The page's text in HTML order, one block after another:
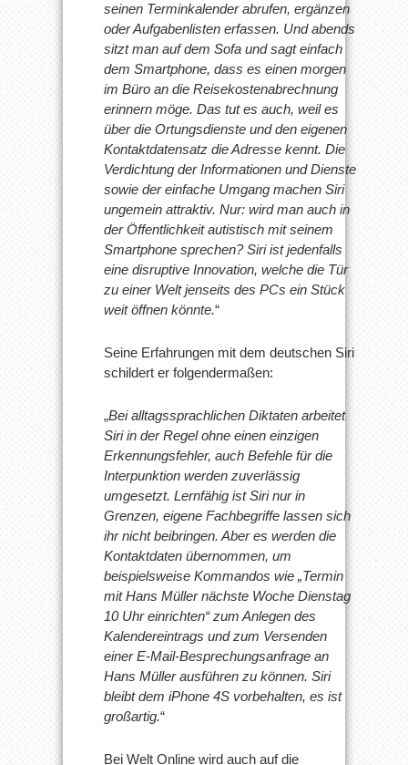
seinen Terminkalender abrufen, ergänzen
oder Aufgabenlisten erfassen. Und abends
sitzt man auf dem Sofa und sagt einfach
dem Smartphone, dass es einen morgen
im Büro an die Reisekostenabrechnung
erinnern möge. Das tut es auch, weil es
über die Ortungsdienste und den eigenen
Kontaktdatensatz die Adresse kennt. Die
Verdichtung der Informationen und Dienste
sowie der einfache Umgang machen Siri
ungemein attraktiv. Nur: wird man auch in
der Öffentlichkeit autistisch mit seinem
Smartphone sprechen? Siri ist jedenfalls
eine disruptive Innovation, welche die Tür
zu einer Welt jenseits des PCs ein Stück
weit öffnen könnte.“
Seine Erfahrungen mit dem deutschen Siri
schildert er folgendermaßen:
„Bei alltagssprachlichen Diktaten arbeitet
Siri in der Regel ohne einen einzigen
Erkennungsfehler, auch Befehle für die
Interpunktion werden zuverlässig
umgesetzt. Lernfähig ist Siri nur in
Grenzen, eigene Fachbegriffe lassen sich
ihr nicht beibringen. Aber es werden die
Kontaktdaten übernommen, um
beispielsweise Kommandos wie „Termin
mit Hans Müller nächste Woche Dienstag
10 Uhr einrichten“ zum Anlegen des
Kalendereintrags und zum Versenden
einer E-Mail-Besprechungsanfrage an
Hans Müller ausführen zu können. Siri
bleibt dem iPhone 4S vorbehalten, es ist
großartig.“
Bei Welt Online wird auch auf die